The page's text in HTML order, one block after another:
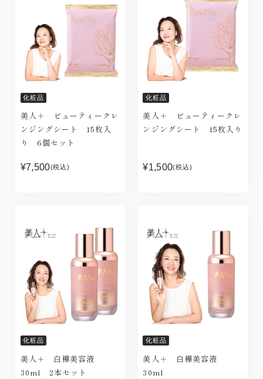
化粧品
美人＋ ビューティークレ
ンジングシート 15枚入
り 6個セット
¥7,500(税込)
化粧品
美人＋ ビューティークレ
ンジングシート 15枚入り
¥1,500(税込)
化粧品
美人＋ 白樺美容液
30ml 2本セット
化粧品
美人＋ 白樺美容液
30ml